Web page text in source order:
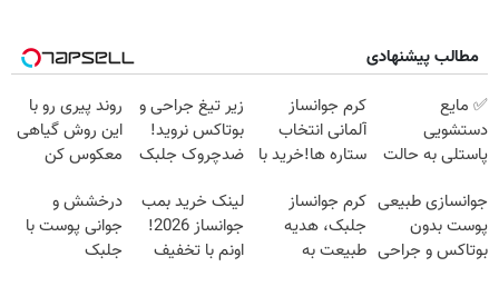
مطالب پیشنهادی
✅ مایع
دستشویی
پاستلی به حالت
کرم جوانساز
آلمانی انتخاب
ستاره ها!خرید با
زیر تیغ جراحی و
بوتاکس نروید!
ضدچروک جلبک
روند پیری رو با
این روش گیاهی
معکوس کن
جوانسازی طبیعی
پوست بدون
بوتاکس و جراحی
کرم جوانساز
جلبک، هدیه
طبیعت به
لینک خرید بمب
جوانساز 2026!
اونم با تخفیف
درخشش و
جوانی پوست با
جلبک